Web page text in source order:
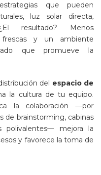
que pueden
luz solar directa,
resultado? Menos
frescas y un ambiente
que promueve la
del espacio de
la cultura de tu equipo.
la colaboración —por
de brainstorming, cabinas
polivalentes— mejora la
y favorece la toma de